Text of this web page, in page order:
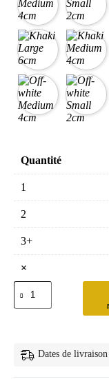
Quantité
1
2
3+
×
quantité
de
chouchou
en
Dates de